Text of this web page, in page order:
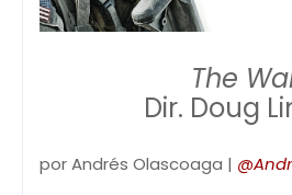
The
Dir. Doug
por Andrés Olascoaga |